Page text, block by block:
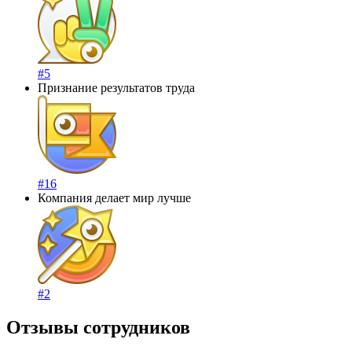
#5
Признание результатов труда
#16
Компания делает мир лучше
#2
Отзывы сотрудников